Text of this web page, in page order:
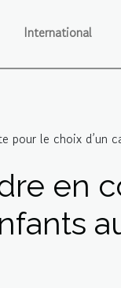
International
pour le choix d’un
en